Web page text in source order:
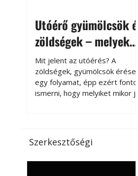
Utóérő gyümölcsök és
zöldségek – melyek
érnek tovább leszedés
után?
Mit jelent az utóérés? A
zöldségek, gyümölcsök érése
egy folyamat, épp ezért fontos
ismerni, hogy melyiket mikor jó
paradicsomot sokszor
gazdasági érettségben, azaz
Szerkesztőségi